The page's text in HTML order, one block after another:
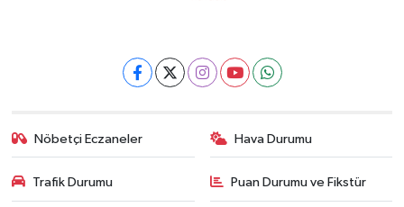
Nöbetçi Eczaneler Hava Durumu
Trafik Durumu Puan Durumu ve Fikstür